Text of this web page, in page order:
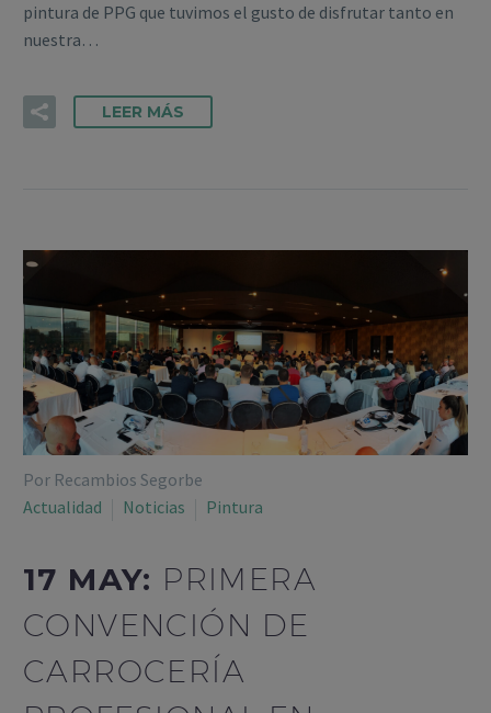
pintura de PPG que tuvimos el gusto de disfrutar tanto en
nuestra…
LEER MÁS
Por Recambios Segorbe
Actualidad
Noticias Pintura
17 MAY: PRIMERA
CONVENCIÓN DE
CARROCERÍA